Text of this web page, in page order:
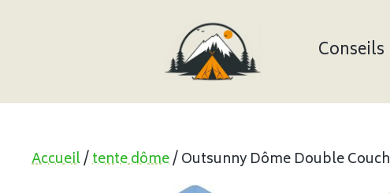
Conseils
Accueil/tente dôme/ Outsunny Dôme Double